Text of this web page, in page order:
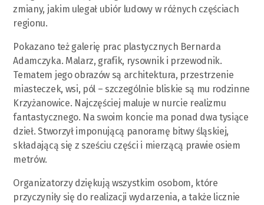
zmiany, jakim ulegał ubiór ludowy w różnych częściach
regionu.
Pokazano też galerię prac plastycznych Bernarda
Adamczyka. Malarz, grafik, rysownik i przewodnik.
Tematem jego obrazów są architektura, przestrzenie
miasteczek, wsi, pól – szczególnie bliskie są mu rodzinne
Krzyżanowice. Najczęściej maluje w nurcie realizmu
fantastycznego. Na swoim koncie ma ponad dwa tysiące
dzieł. Stworzył imponującą panoramę bitwy śląskiej,
składającą się z sześciu części i mierzącą prawie osiem
metrów.
Organizatorzy dziękują wszystkim osobom, które
przyczyniły się do realizacji wydarzenia, a także licznie